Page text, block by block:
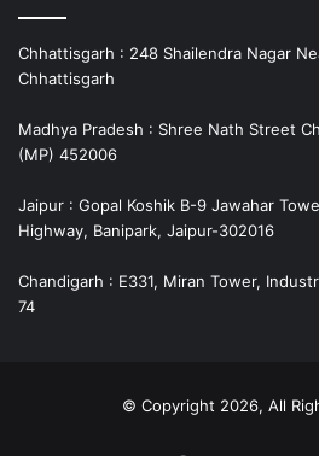
Chhattisgarh : 248 Shailendra Nagar
Chhattisgarh
Madhya Pradesh : Shree Nath Street
(MP) 452006
Jaipur : Gopal Koshik B-9 Jawahar
Highway, Banipark, Jaipur-302016
Chandigarh : E331, Miran Tower,
74
© Copyright 2026, All